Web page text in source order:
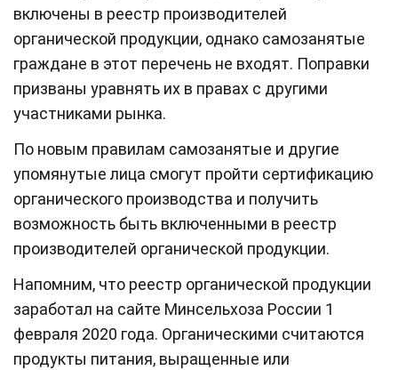
включены в реестр производителей
органической продукции, однако самозанятые
граждане в этот перечень не входят. Поправки
призваны уравнять их в правах с другими
участниками рынка.
По новым правилам самозанятые и другие
упомянутые лица смогут пройти сертификацию
органического производства и получить
возможность быть включенными в реестр
производителей органической продукции.
Напомним, что реестр органической продукции
заработал на сайте Минсельхоза России 1
февраля 2020 года. Органическими считаются
продукты питания, выращенные или